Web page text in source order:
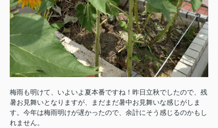
梅雨も明けて、いよいよ夏本番ですね！昨日立秋でしたので、残
暑お見舞いとなりますが、まだまだ暑中お見舞いな感じがしま
す。今年は梅雨明けが遅かったので、余計にそう感じるのかもし
れません。